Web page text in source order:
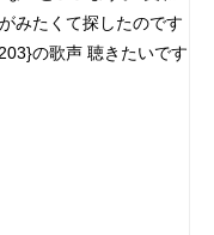
みたくて探したのです
の歌声 聴きたいです